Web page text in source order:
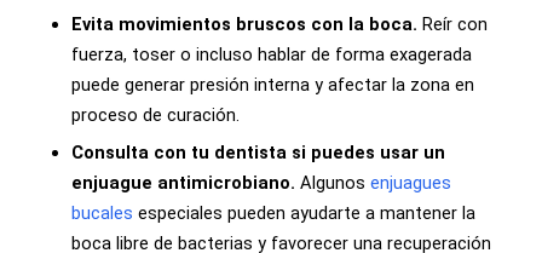
Evita movimientos bruscos con la boca. Reír con
fuerza, toser o incluso hablar de forma exagerada
puede generar presión interna y afectar la zona en
proceso de curación.
Consulta con tu dentista si puedes usar un
enjuague antimicrobiano. Algunosenjuagues
bucales especiales pueden ayudarte a mantener la
boca libre de bacterias y favorecer una recuperación